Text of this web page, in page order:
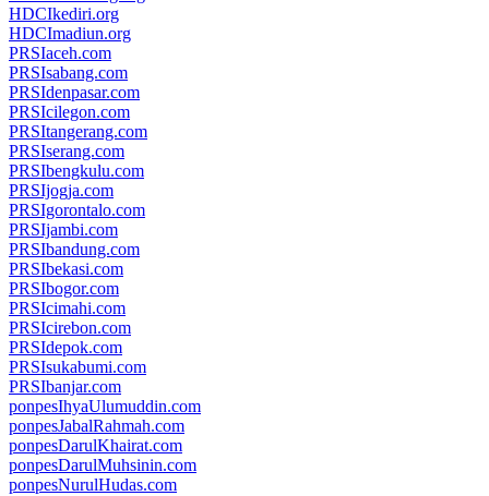
HDCIkediri.org
HDCImadiun.org
PRSIaceh.com
PRSIsabang.com
PRSIdenpasar.com
PRSIcilegon.com
PRSItangerang.com
PRSIserang.com
PRSIbengkulu.com
PRSIjogja.com
PRSIgorontalo.com
PRSIjambi.com
PRSIbandung.com
PRSIbekasi.com
PRSIbogor.com
PRSIcimahi.com
PRSIcirebon.com
PRSIdepok.com
PRSIsukabumi.com
PRSIbanjar.com
ponpesIhyaUlumuddin.com
ponpesJabalRahmah.com
ponpesDarulKhairat.com
ponpesDarulMuhsinin.com
ponpesNurulHudas.com